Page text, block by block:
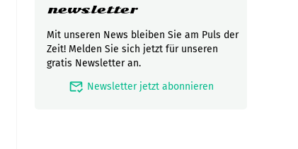
newsletter
Mit unseren News bleiben Sie am Puls der
Zeit! Melden Sie sich jetzt für unseren
gratis Newsletter an.
mark_email_read Newsletter jetzt abonnieren